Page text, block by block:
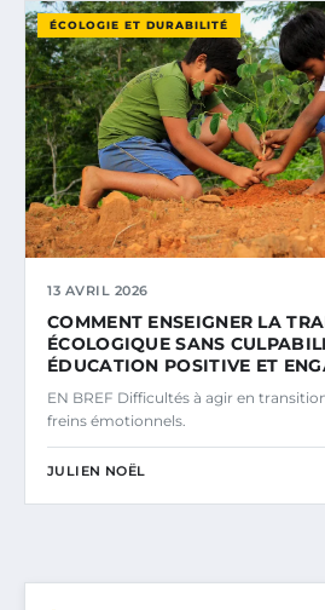
ÉCOLOGIE ET DURABILITÉ
13 AVRIL 2026
COMMENT ENSEIGNER LA
ÉCOLOGIQUE SANS
ÉDUCATION POSITIVE ET
EN BREF Difficultés à agir en
freins émotionnels.
JULIEN NOËL